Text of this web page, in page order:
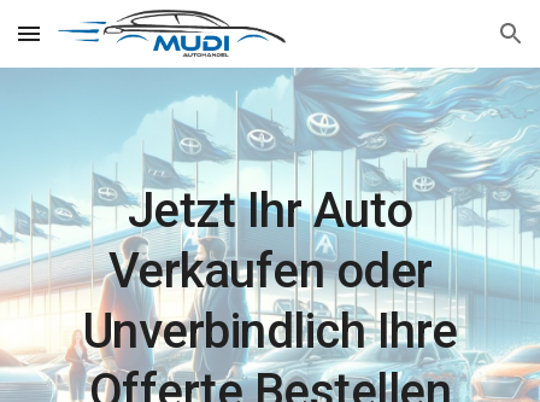
Skip to main content Skip to navigation
Jetzt Ihr Auto
Verkaufen oder
Unverbindlich Ihre